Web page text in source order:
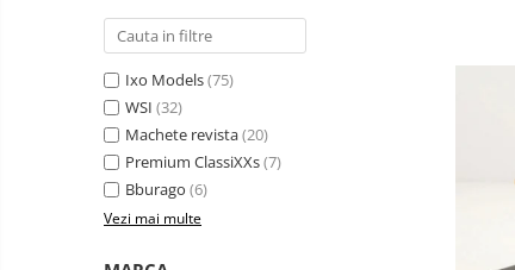
Machete motorsport
Accesorii macheteIxo Models(75)
WSI (32)
Machete revista(20)
Premium ClassiXXs(7)
Bburago (6)
Vezi mai multe